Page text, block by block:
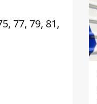
77, 79, 81,